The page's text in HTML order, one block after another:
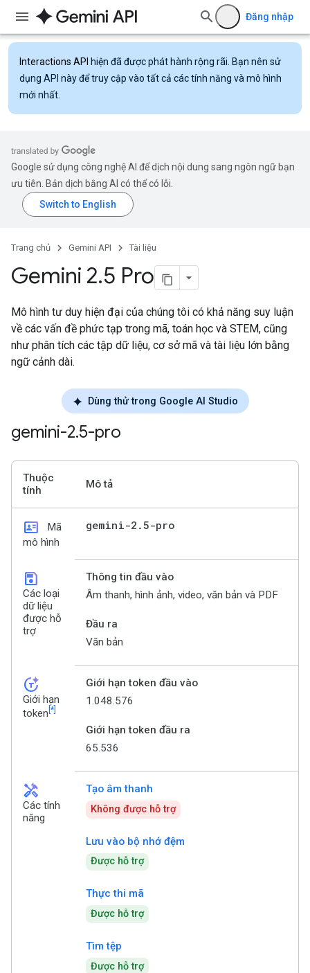
Đăng nhập
Interactions API hiện đã được phát hành rộng rãi. Bạn nên sử
dụng API này để truy cập vào tất cả các tính năng và mô hình
mới nhất.
Google sử dụng công nghệ AI để dịch nội dung sang ngôn ngữ bạn
ưu tiên. Bản dịch bằng AI có thể có lỗi.
Trang chủ Gemini API Tài liệu
Gemini 2.5 Pro
Mô hình tư duy hiện đại của chúng tôi có khả năng suy luận
về các vấn đề phức tạp trong mã, toán học và STEM, cũng
như phân tích các tập dữ liệu, cơ sở mã và tài liệu lớn bằng
ngữ cảnh dài.
Dùng thử trong Google AI Studio
gemini-2.5-pro
Thuộc
tính
Mô tả
id_card
Mã
mô hình
gemini-2 .5-pro
save
Các loại
dữ liệu
được hỗ
trợ
Thông tin đầu vào
Âm thanh, hình ảnh, video, văn bản và PDF
Đầu ra
Văn bản
token_auto
Giới hạn
token [*]
Giới hạn token đầu vào
1.048.576
Giới hạn token đầu ra
65.536
handyman
Các tính
năng
Tạo âm thanh
Không được hỗ trợ
Lưu vào bộ nhớ đệm
Được hỗ trợ
Thực thi mã
Được hỗ trợ
Tìm tệp
Được hỗ trợ